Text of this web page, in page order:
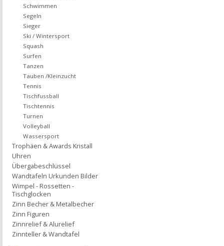
Schwimmen
Segeln
Sieger
Ski / Wintersport
Squash
Surfen
Tanzen
Tauben /Kleinzucht
Tennis
Tischfussball
Tischtennis
Turnen
Volleyball
Wassersport
Trophäen & Awards Kristall
Uhren
Übergabeschlüssel
Wandtafeln Urkunden Bilder
Wimpel - Rossetten -
Tischglocken
Zinn Becher & Metalbecher
Zinn Figuren
Zinnrelief & Alurelief
Zinnteller & Wandtafel